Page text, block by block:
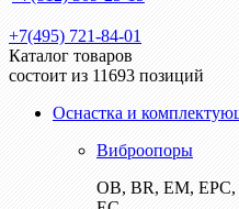
+7(495) 721-84-01
Каталог товаров
состоит из 11693 позиций
Оснастка и
Виброопоры
ОВ, BR, EM,